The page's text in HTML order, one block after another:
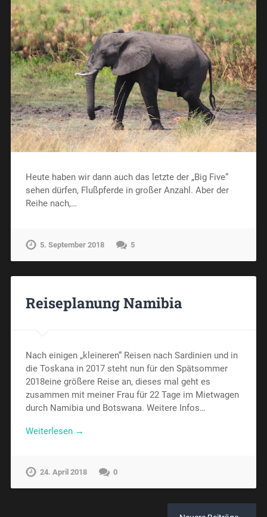
Heute haben wir dann auch das letzte der „Big Five“
sehen dürfen, Flußpferde in großer Anzahl. Aber der
Reihe nach,…
5. September 2018 5
Reiseplanung Namibia
Nach einigen „kleineren“ Reisen nach Sardinien und in
die Toskana in 2017 steht nun für den Spätsommer
2018eine größere Reise an, dieses mal geht es
zusammen mit meiner Frau für 22 Tage im Mietwagen
durch Namibia und Botswana. Weitere Infos…
Weiterlesen →
24. April 2018 0